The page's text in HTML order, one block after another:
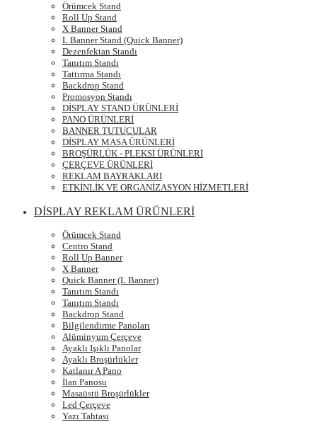
Örümcek Stand
Roll Up Stand
X Banner Stand
L Banner Stand (Quick Banner)
Dezenfektan Standı
Tanıtım Standı
Tattırma Standı
Backdrop Stand
Promosyon Standı
DİSPLAY STAND ÜRÜNLERİ
PANO ÜRÜNLERİ
BANNER TUTUCULAR
DİSPLAY MASA ÜRÜNLERİ
BROŞÜRLÜK - PLEKSİ ÜRÜNLERİ
ÇERÇEVE ÜRÜNLERİ
REKLAM BAYRAKLARI
ETKİNLİK VE ORGANİZASYON HİZMETLERİ
DİSPLAY REKLAM ÜRÜNLERİ
Örümcek Stand
Centro Stand
Roll Up Banner
X Banner
Quick Banner (L Banner)
Tanıtım Standı
Tanıtım Standı
Backdrop Stand
Bilgilendirme Panoları
Alüminyum Çerçeve
Ayaklı Işıklı Panolar
Ayaklı Broşürlükler
Katlanır A Pano
İlan Panosu
Masaüstü Broşürlükler
Led Çerçeve
Yazı Tahtası